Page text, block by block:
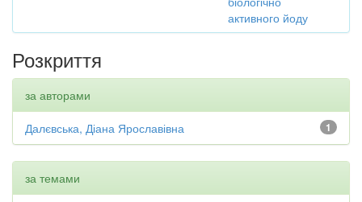
активного йоду
Розкриття
за авторами
1
Далєвська, Діана Ярославівна
за темами